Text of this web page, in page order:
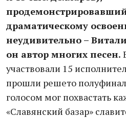
драматическому
неудивительно –
он автор многих песен.
участвовали 15
прошли решето
голосом мог похвастать
«Славянский базар»